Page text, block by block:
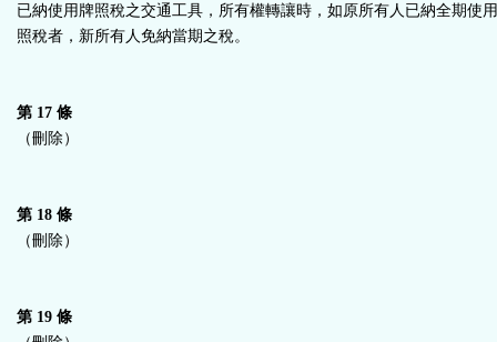
已納使用牌照稅之交通工具，所有權轉讓時，如原所有人已納全期使
照稅者，新所有人免納當期之稅。
第 17 條
（刪除）
第 18 條
（刪除）
第 19 條